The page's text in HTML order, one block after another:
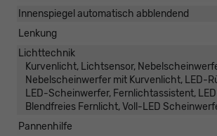
Innenspiegel automatisch abblendend
Lenkung
Lichttechnik
Kurvenlicht, Lichtsensor,
Nebelscheinwerfer mit Kurvenlicht, LED-
LED-Scheinwerfer, Fernlichtassistent,
Blendfreies Fernlicht, Voll-LED
Pannenhilfe